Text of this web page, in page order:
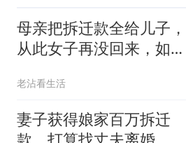
母亲把拆迁款全给儿子，
从此女子再没回来，如今
老沾看生活
妻子获得娘家百万拆迁